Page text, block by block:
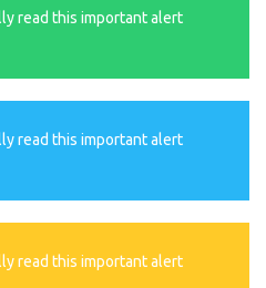
read this important alert
read this important alert
read this important alert